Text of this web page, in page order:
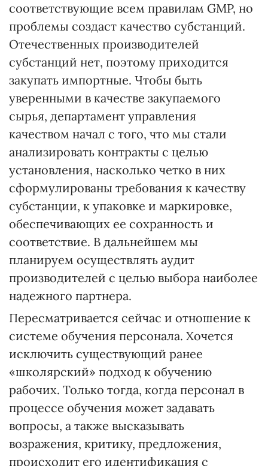
соответствующие всем правилам GMP, но
проблемы создаст качество субстанций.
Отечественных производителей
субстанций нет, поэтому приходится
закупать импортные. Чтобы быть
уверенными в качестве закупаемого
сырья, департамент управления
качеством начал с того, что мы стали
анализировать контракты с целью
установления, насколько четко в них
сформулированы требования к качеству
субстанции, к упаковке и маркировке,
обеспечивающих ее сохранность и
соответствие. В дальнейшем мы
планируем осуществлять аудит
производителей с целью выбора наиболее
надежного партнера.
Пересматривается сейчас и отношение к
системе обучения персонала. Хочется
исключить существующий ранее
«школярский» подход к обучению
рабочих. Только тогда, когда персонал в
процессе обучения может задавать
вопросы, а также высказывать
возражения, критику, предложения,
происходит его идентификация с